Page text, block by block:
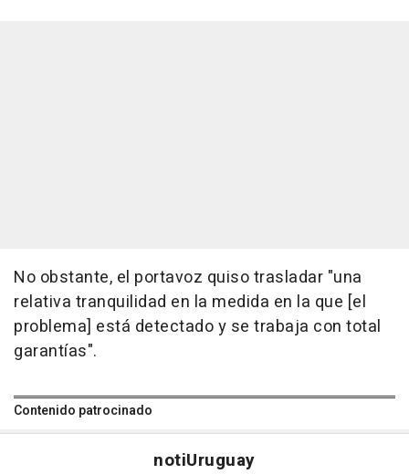
No obstante, el portavoz quiso trasladar "una
relativa tranquilidad en la medida en la que [el
problema] está detectado y se trabaja con total
garantías".
Contenido patrocinado
notiUruguay